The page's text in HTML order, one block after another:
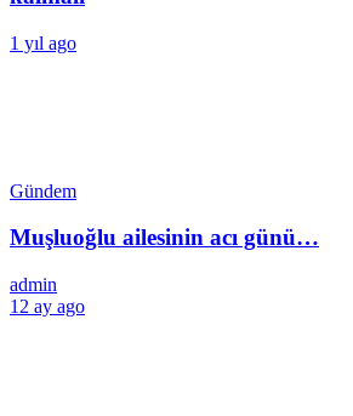
1 yıl ago
Gündem
Muşluoğlu ailesinin acı günü…
admin
12 ay ago